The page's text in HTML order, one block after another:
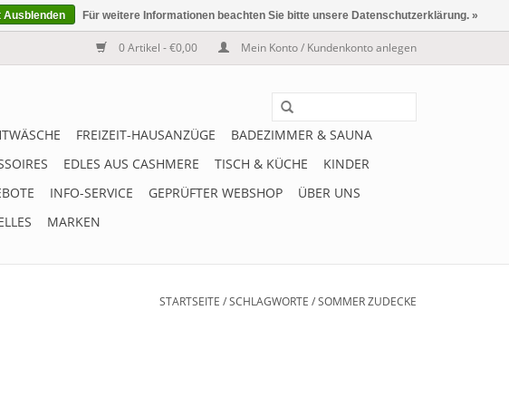
0 Artikel - €0,00 Mein Konto / Kundenkonto anlegen
FREIZEIT-HAUSANZÜGE
BADEZIMMER & SAUNA
EDLES AUS CASHMERE TISCH & KÜCHE
KINDER
INFO-SERVICE GEPRÜFTER WEBSHOP
ÜBER UNS
MARKEN
STARTSEITE /SCHLAGWORTE /SOMMER ZUDECKE
Ausblenden Für weitere Informationen beachten Sie bitte unsere Datenschutzerklärung. »